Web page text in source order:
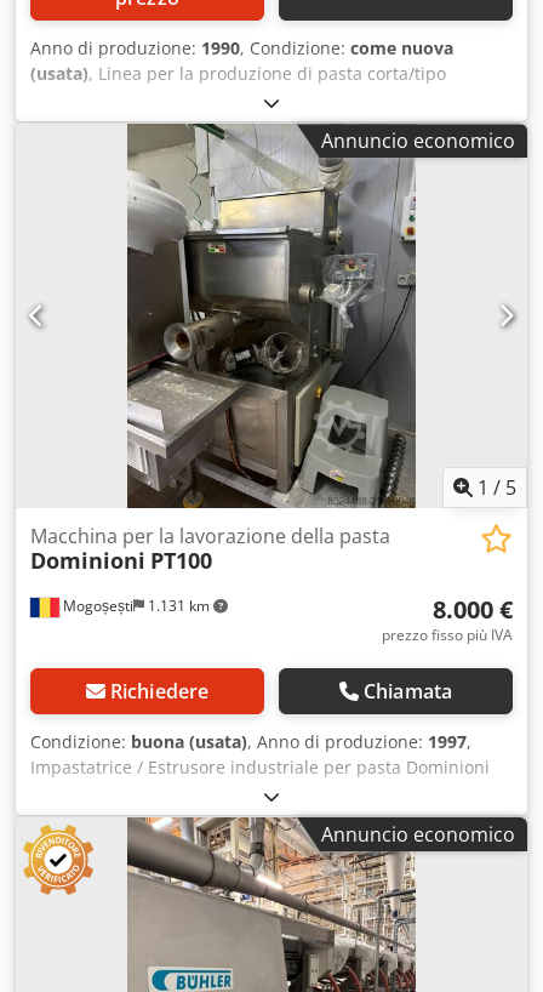
Anno di produzione: 1990, Condizione: come nuova
(usata), Linea per la produzione di pasta corta/tipo
spaghetti: - capacità: 400 kg/h - nastro trasportatore di
alimentazione - miscelatore - dosatore, acqua/farina,
orizzontale - trasportatore a coclea - pressa - dosatore
vibrante, revisionato nel 2010 - primo essiccatore,
revisionato nel 2010 - secondo essiccatore - due nastri di
essiccazione Chodpfxoh Dxgas Afpea - due nastri per pasta
essiccata - rilevatore di metalli - unità di confezionamento
Annuncio economico
1 / 5
Mogoșești 1.131 km
Macchina per la lavorazione della pasta
Dominioni PT100
8.000 €
prezzo fisso più IVA
Richiedere Chiamata
Condizione: buona (usata), Anno di produzione: 1997,
Impastatrice / Estrusore industriale per pasta Dominioni
Punto & Pasta PT100 – Acciaio inox – 380V Informazioni
Generali Produttore: Dominioni Punto & Pasta Modello:
PT100 Anno di produzione: 1997 Paese di origine: Italia
Condizioni: Usato – in buone condizioni di funzionamento
Disponibilità: Disponibile immediatamente Descrizione
della macchina Macchina industriale per la produzione di
pasta prodotta da Dominioni Punto & Pasta (Italia), modello
PT100. La macchina è progettata per la produzione di
Annuncio economico